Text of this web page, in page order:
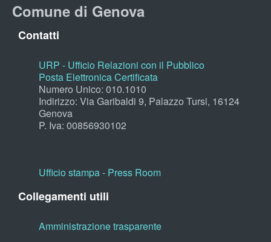
Comune di Genova
Contatti
URP - Ufficio Relazioni con il Pubblico
Posta Elettronica Certificata
Numero Unico: 010.1010
Indirizzo: Via Garibaldi 9, Palazzo Tursi, 16124
Genova
P. Iva: 00856930102
Ufficio stampa - Press Room
Collegamenti utili
Amministrazione trasparente